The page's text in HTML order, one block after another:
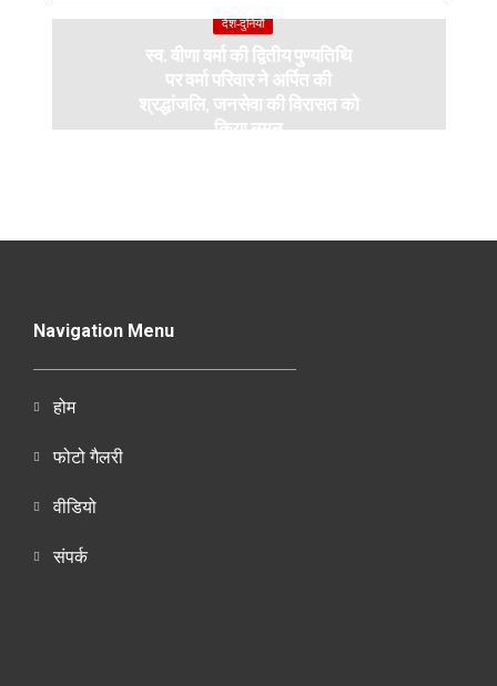
देश-दुनियाँ
स्व. वीणा वर्मा की द्वितीय पुण्यतिथि
पर वर्मा परिवार ने अर्पित की
श्रद्धांजलि, जनसेवा की विरासत को
किया नमन
Navigation Menu
होम
फोटो गैलरी
वीडियो
संपर्क